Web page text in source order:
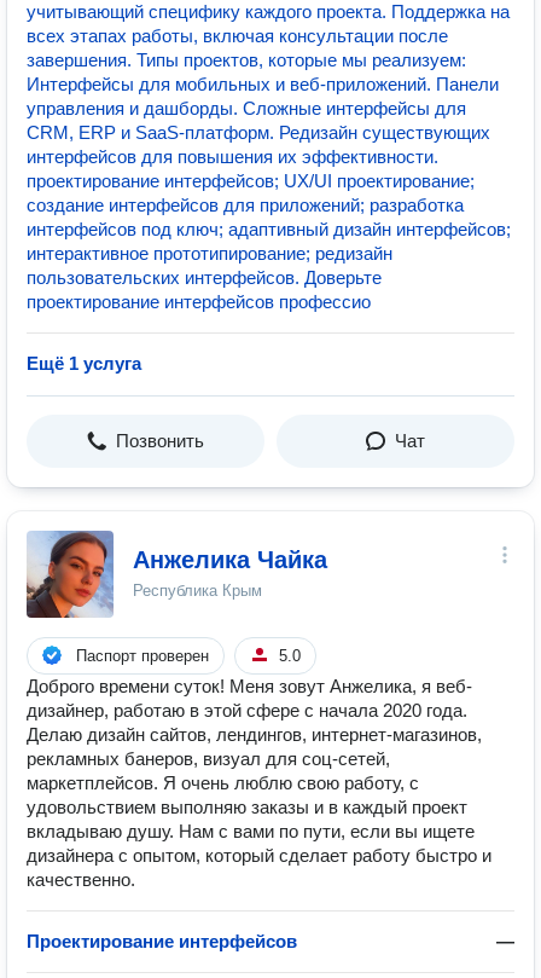
учитывающий специфику каждого проекта. Поддержка на
всех этапах работы, включая консультации после
завершения. Типы проектов, которые мы реализуем:
Интерфейсы для мобильных и веб-приложений. Панели
управления и дашборды. Сложные интерфейсы для
CRM, ERP и SaaS-платформ. Редизайн существующих
интерфейсов для повышения их эффективности.
проектирование интерфейсов; UX/UI проектирование;
создание интерфейсов для приложений; разработка
интерфейсов под ключ; адаптивный дизайн интерфейсов;
интерактивное прототипирование; редизайн
пользовательских интерфейсов. Доверьте
проектирование интерфейсов профессио
Ещё 1 услуга
Позвонить Чат
Анжелика Чайка
Республика Крым
Паспорт проверен 5.0
Доброго времени суток! Меня зовут Анжелика, я веб-
дизайнер, работаю в этой сфере с начала 2020 года.
Делаю дизайн сайтов, лендингов, интернет-магазинов,
рекламных банеров, визуал для соц-сетей,
маркетплейсов. Я очень люблю свою работу, с
удовольствием выполняю заказы и в каждый проект
вкладываю душу. Нам с вами по пути, если вы ищете
дизайнера с опытом, который сделает работу быстро и
качественно.
Проектирование интерфейсов —